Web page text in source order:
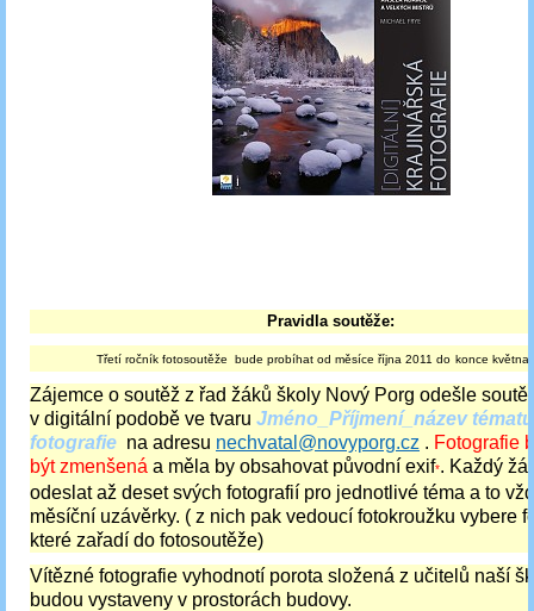
Pravidla soutěže:
Třetí ročník fotosoutěže bude probíhat od měsíce října 2011 do konce května
Zájemce o soutěž z řad žáků školy Nový Porg odešle
v digitální podobě ve tvaru Jméno_Příjmení_název
fotografie na adresu nechvatal@novyporg.cz . Fotografie
být zmenšená a měla by obsahovat původní exif*. Každý
odeslat až deset svých fotografií pro jednotlivé téma a to
měsíční uzávěrky. ( z nich pak vedoucí fotokroužku vybere
které zařadí do fotosoutěže)
Vítězné fotografie vyhodnotí porota složená z učitelů naší
budou vystaveny v prostorách budovy.